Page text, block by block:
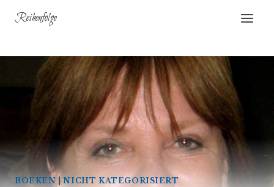
naarReihenfolge
BOEKEN |NICHT KATEGORISIERT